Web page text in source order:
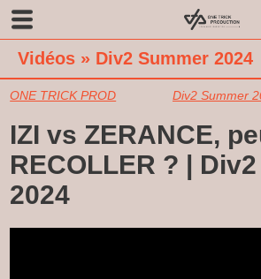
Vidéos » Div2 Summer 2024
ONE TRICK PROD Div2 Summer
IZI vs ZERANCE,
RECOLLER ? |
2024